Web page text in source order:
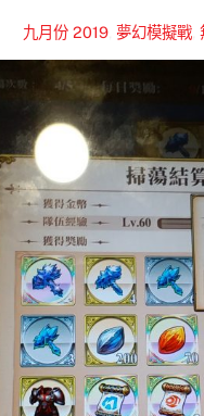
九月份 2019 ,夢幻模擬戰 ,